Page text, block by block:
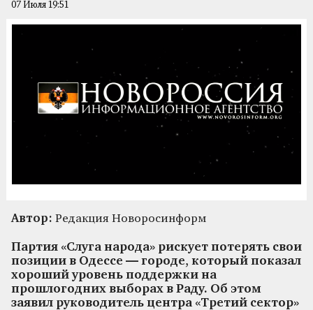
07 Июля 19:51
Автор: Редакция Новоросинформ
Партия «Слуга народа» рискует потерять свои
позиции в Одессе — городе, который показал
хороший уровень поддержки на
прошлогодних выборах в Раду. Об этом
заявил руководитель центра «Третий сектор»